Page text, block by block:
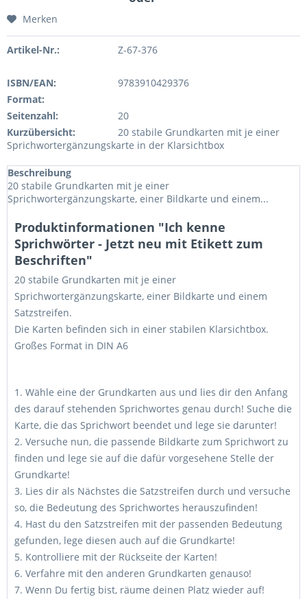
Merken
Artikel-Nr.: Z-67-376
ISBN/EAN:
9783910429376
Format:
Seitenzahl:
20
Kurzübersicht:
20 stabile Grundkarten mit je einer
Sprichwortergänzungskarte in der Klarsichtbox
Beschreibung
20 stabile Grundkarten mit je einer
Sprichwortergänzungskarte, einer Bildkarte und einem...
Produktinformationen "Ich kenne
Sprichwörter - Jetzt neu mit Etikett zum
Beschriften"
20 stabile Grundkarten mit je einer
Sprichwortergänzungskarte, einer Bildkarte und einem
Satzstreifen.
Die Karten befinden sich in einer stabilen Klarsichtbox.
Großes Format in DIN A6
1. Wähle eine der Grundkarten aus und lies dir den Anfang
des darauf stehenden Sprichwortes genau durch! Suche die
Karte, die das Sprichwort beendet und lege sie darunter!
2. Versuche nun, die passende Bildkarte zum Sprichwort zu
finden und lege sie auf die dafür vorgesehene Stelle der
Grundkarte!
3. Lies dir als Nächstes die Satzstreifen durch und versuche
so, die Bedeutung des Sprichwortes herauszufinden!
4. Hast du den Satzstreifen mit der passenden Bedeutung
gefunden, lege diesen auch auf die Grundkarte!
5. Kontrolliere mit der Rückseite der Karten!
6. Verfahre mit den anderen Grundkarten genauso!
7. Wenn Du fertig bist, räume deinen Platz wieder auf!